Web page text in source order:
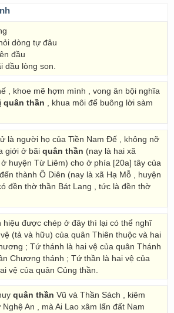
dòng tự đâu
đầu
dầu lòng son.
, khoe mẽ hợm mình , vong ân bội nghĩa
quân thần , khua môi để buông lời sàm
là người họ của Tiền Nam Đế , không nỡ
giới ở bãi quân thần (nay là hai xã
huyện Từ Liêm) cho ở phía [20a] tây của
thành Ô Diên (nay là xã Hạ Mỗ , huyện
đền thờ thần Bát Lang , tức là đền thờ
hiệu được chép ở đây thì lại có thể nghĩ
(tả và hữu) của quân Thiên thuộc và hai
; Tứ thánh là hai vệ của quân Thánh
Chương thánh ; Tứ thần là hai vệ của
vệ của quân Củng thần.
quân thần Vũ và Thần Sách , kiêm
An , mà Ai Lao xâm lấn đất Nam